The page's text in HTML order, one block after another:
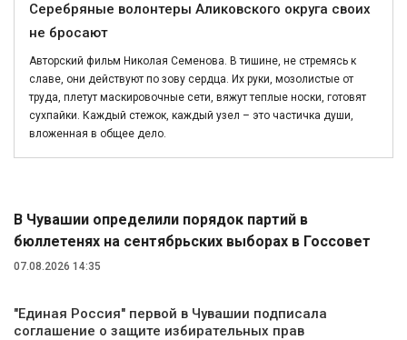
Серебряные волонтеры Аликовского округа своих
не бросают
Авторский фильм Николая Семенова. В тишине, не стремясь к
славе, они действуют по зову сердца. Их руки, мозолистые от
труда, плетут маскировочные сети, вяжут теплые носки, готовят
сухпайки. Каждый стежок, каждый узел – это частичка души,
вложенная в общее дело.
В Чувашии определили порядок партий в
бюллетенях на сентябрьских выборах в Госсовет
07.08.2026 14:35
"Единая Россия" первой в Чувашии подписала
соглашение о защите избирательных прав